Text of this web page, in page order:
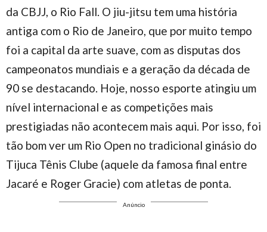
da CBJJ, o Rio Fall. O jiu-jitsu tem uma história
antiga com o Rio de Janeiro, que por muito tempo
foi a capital da arte suave, com as disputas dos
campeonatos mundiais e a geração da década de
90 se destacando. Hoje, nosso esporte atingiu um
nível internacional e as competições mais
prestigiadas não acontecem mais aqui. Por isso, foi
tão bom ver um Rio Open no tradicional ginásio do
Tijuca Tênis Clube (aquele da famosa final entre
Jacaré e Roger Gracie) com atletas de ponta.
Anúncio